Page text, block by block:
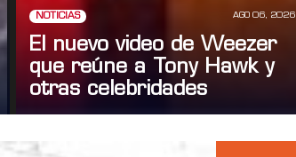
NOTICIAS AGO 06, 2026
El nuevo video de Weezer
que reúne a Tony Hawk y
otras celebridades